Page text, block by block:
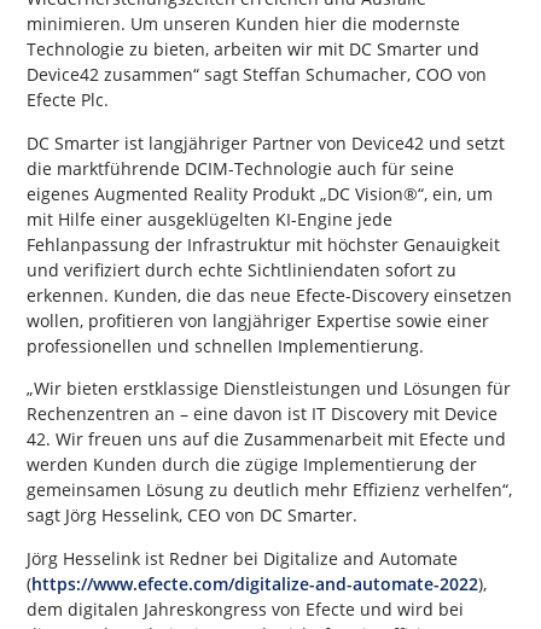
minimieren. Um unseren Kunden hier die modernste
Technologie zu bieten, arbeiten wir mit DC Smarter und
Device42 zusammen“ sagt Steffan Schumacher, COO von
Efecte Plc.
DC Smarter ist langjähriger Partner von Device42 und setzt
die marktführende DCIM-Technologie auch für seine
eigenes Augmented Reality Produkt „DC Vision®“, ein, um
mit Hilfe einer ausgeklügelten KI-Engine jede
Fehlanpassung der Infrastruktur mit höchster Genauigkeit
und verifiziert durch echte Sichtliniendaten sofort zu
erkennen. Kunden, die das neue Efecte-Discovery einsetzen
wollen, profitieren von langjähriger Expertise sowie einer
professionellen und schnellen Implementierung.
„Wir bieten erstklassige Dienstleistungen und Lösungen für
Rechenzentren an – eine davon ist IT Discovery mit Device
42. Wir freuen uns auf die Zusammenarbeit mit Efecte und
werden Kunden durch die zügige Implementierung der
gemeinsamen Lösung zu deutlich mehr Effizienz verhelfen“,
sagt Jörg Hesselink, CEO von DC Smarter.
Jörg Hesselink ist Redner bei Digitalize and Automate
(https://www.efecte.com/digitalize-and-automate-2022),
dem digitalen Jahreskongress von Efecte und wird bei